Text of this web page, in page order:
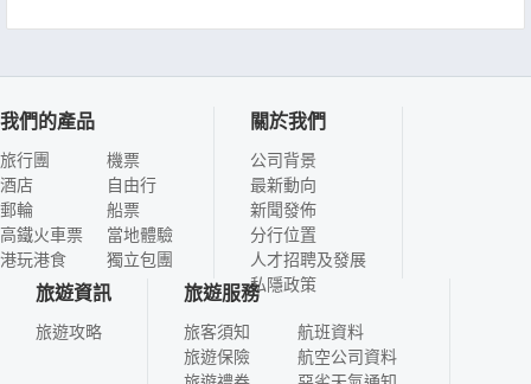
我們的產品
旅行團
酒店
郵輪
高鐵火車票
港玩港食
機票
自由行
船票
當地體驗
獨立包團
關於我們
公司背景
最新動向
新聞發佈
分行位置
人才招聘及發展
私隱政策
旅遊資訊
旅遊攻略
旅遊服務
旅客須知
旅遊保險
航班資料
航空公司資料